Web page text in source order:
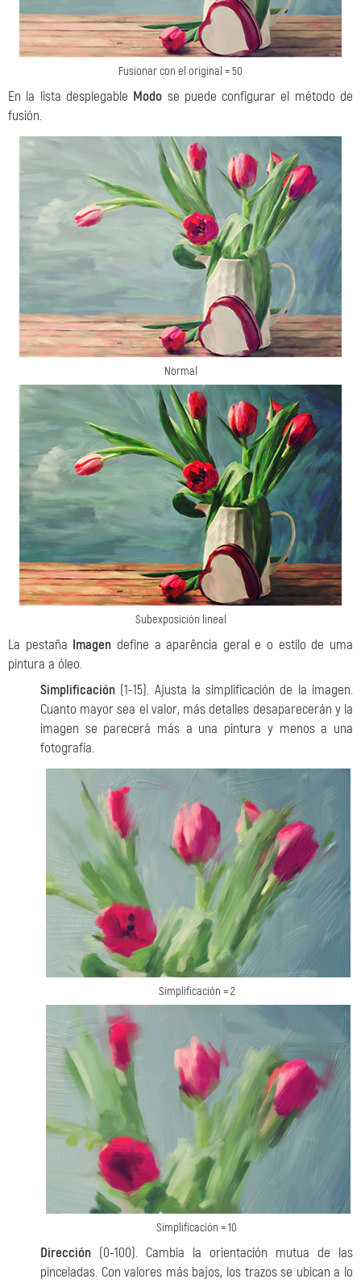
Fusionar con el original = 50
En la lista desplegable Modo se puede configurar el método de
fusión.
Normal
Subexposición lineal
La pestaña Imagen define a aparência geral e o estilo de uma
pintura a óleo.
Simplificación (1-15). Ajusta la simplificación de la imagen.
Cuanto mayor sea el valor, más detalles desaparecerán y la
imagen se parecerá más a una pintura y menos a una
fotografía.
Simplificación = 2
Simplificación = 10
Dirección (0-100). Cambia la orientación mutua de las
pinceladas. Con valores más bajos, los trazos se ubican a lo